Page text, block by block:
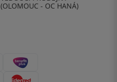
(OLOMOUC - OC HANÁ)